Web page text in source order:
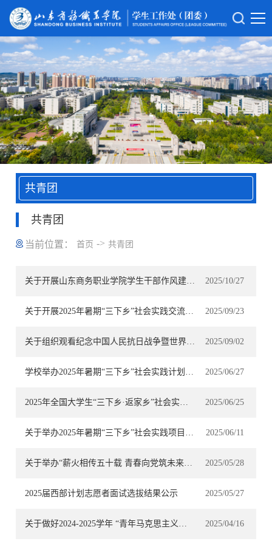
共青团
共青团
当前位置： 首页 -> 共青团
关于开展山东商务职业学院学生干部作风建设的通知 2025/10/27
关于开展2025年暑期“三下乡”社会实践交流评选的通知 2025/09/23
关于组织观看纪念中国人民抗日战争暨世界反法西斯战争胜利80周年阅兵仪式现场直播的通知 2025/09/02
学校举办2025年暑期“三下乡”社会实践计划项目交流会 2025/06/27
2025年全国大学生“三下乡·返家乡”社会实践活动通知 2025/06/25
关于举办2025年暑期“三下乡”社会实践项目计划交流会的通知 2025/06/11
关于举办“薪火相传五十载 青春向党筑未来” 山东商务职业学院大学生合唱比赛的通知 2025/05/28
2025届西部计划志愿者面试选拔结果公示 2025/05/27
关于做好2024-2025学年 “青年马克思主义者培养工程”工作的通知 2025/04/16